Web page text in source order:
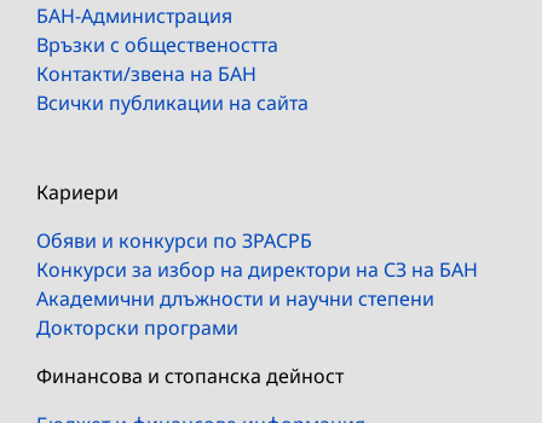
БАН-Администрация
Връзки с обществеността
Контакти/звена на БАН
Всички публикации на сайта
Кариери
Обяви и конкурси по ЗРАСРБ
Конкурси за избор на директори на СЗ на БАН
Академични длъжности и научни степени
Докторски програми
Финансова и стопанска дейност